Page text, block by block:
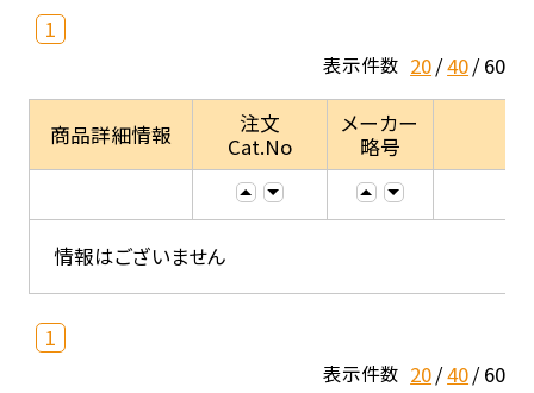
1
表示件数 20 40 60
商品詳細情報
注文
Cat.No
メーカー
略号
情報はございません
1
表示件数 20 40 60